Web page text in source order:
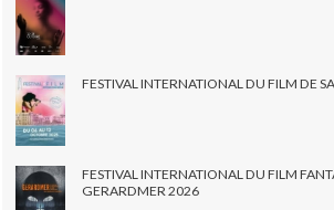
FESTIVAL INTERNATIONAL DU FILM DE
FESTIVAL INTERNATIONAL DU FILM
GERARDMER 2026